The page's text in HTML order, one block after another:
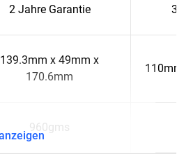
2 Jahre Garantie
139.3mm x 49mm x
170.6mm
960gms